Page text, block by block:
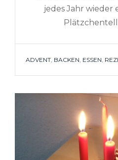
jedes Jahr wieder
TAGS
ADVENT BACKEN ESSEN